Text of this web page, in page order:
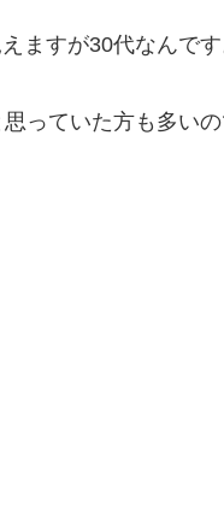
ますが30代なんです
っていた方も多いの